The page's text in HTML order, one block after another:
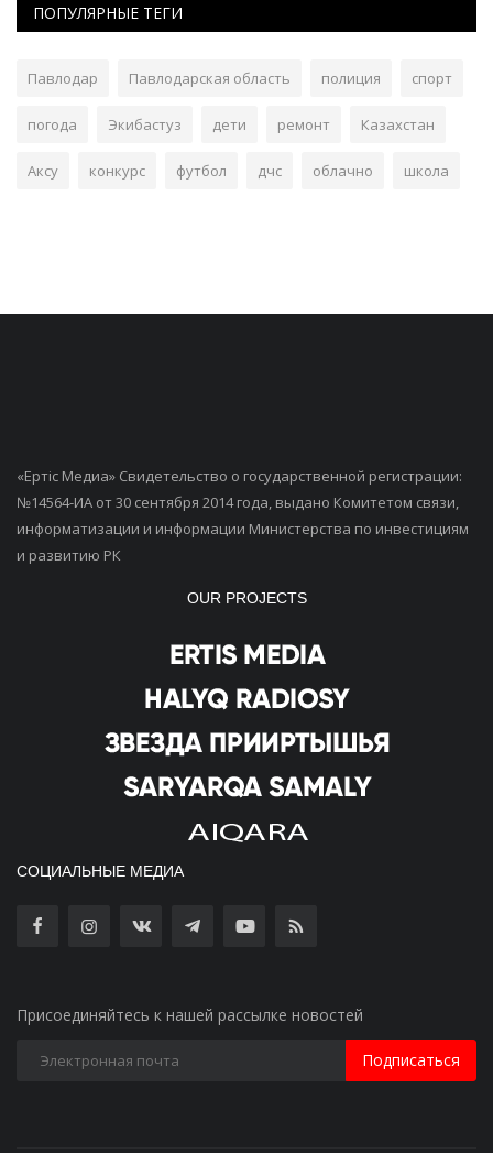
ПОПУЛЯРНЫЕ ТЕГИ
Павлодар Павлодарская область полиция спорт
погода Экибастуз дети ремонт Казахстан
Аксу конкурс футбол дчс облачно школа
«Ертiс Медиа» Свидетельство о государственной регистрации:
№14564-ИА от 30 сентября 2014 года, выдано Комитетом связи,
информатизации и информации Министерства по инвестициям
и развитию РК
OUR PROJECTS
СОЦИАЛЬНЫЕ МЕДИА
Присоединяйтесь к нашей рассылке новостей
Подписаться